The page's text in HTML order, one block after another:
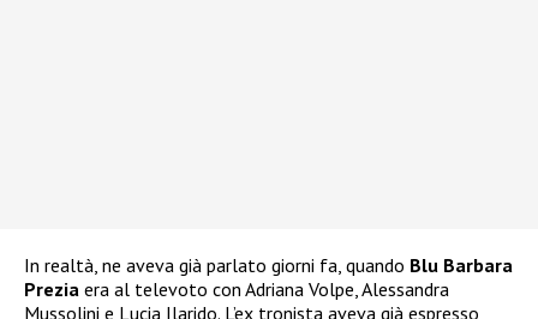
In realtà, ne aveva già parlato giorni fa, quando Blu Barbara
Prezia era al televoto con Adriana Volpe, Alessandra
Mussolini e Lucia Ilarido. L’ex tronista aveva già espresso